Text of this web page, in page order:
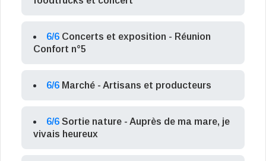
6/6 Concerts et exposition - Réunion
Confort n°5
6/6 Marché - Artisans et producteurs
6/6 Sortie nature - Auprès de ma mare, je
vivais heureux